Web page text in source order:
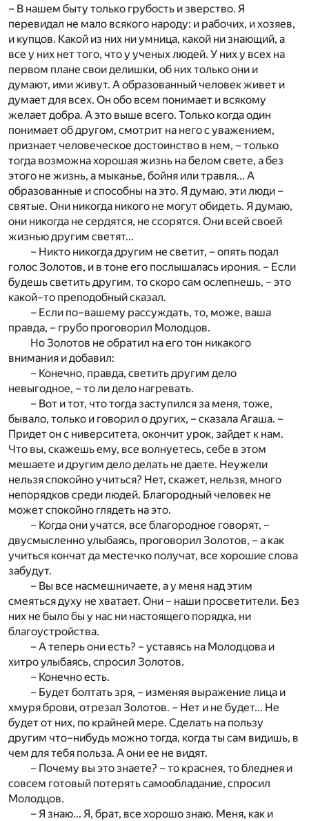
– В нашем быту только грубость и зверство. Я
перевидал не мало всякого народу: и рабочих, и хозяев,
и купцов. Какой из них ни умница, какой ни знающий, а
все у них нет того, что у ученых людей. У них у всех на
первом плане свои делишки, об них только они и
думают, ими живут. А образованный человек живет и
думает для всех. Он обо всем понимает и всякому
желает добра. А это выше всего. Только когда один
понимает об другом, смотрит на него с уважением,
признает человеческое достоинство в нем, – только
тогда возможна хорошая жизнь на белом свете, а без
этого не жизнь, а мыканье, бойня или травля... А
образованные и способны на это. Я думаю, эти люди –
святые. Они никогда никого не могут обидеть. Я думаю,
они никогда не сердятся, не ссорятся. Они всей своей
жизнью другим светят...
– Никто никогда другим не светит, – опять подал
голос Золотов, и в тоне его послышалась ирония. – Если
будешь светить другим, то скоро сам ослепнешь, – это
какой–то преподобный сказал.
– Если по–вашему рассуждать, то, може, ваша
правда, – грубо проговорил Молодцов.
Но Золотов не обратил на его тон никакого
внимания и добавил:
– Конечно, правда, светить другим дело
невыгодное, – то ли дело нагревать.
– Вот и тот, что тогда заступился за меня, тоже,
бывало, только и говорил о других, – сказала Агаша. –
Придет он с ниверситета, окончит урок, зайдет к нам.
Что вы, скажешь ему, все волнуетесь, себе в этом
мешаете и другим дело делать не даете. Неужели
нельзя спокойно учиться? Нет, скажет, нельзя, много
непорядков среди людей. Благородный человек не
может спокойно глядеть на это.
– Когда они учатся, все благородное говорят, –
двусмысленно улыбаясь, проговорил Золотов, – а как
учиться кончат да местечко получат, все хорошие слова
забудут.
– Вы все насмешничаете, а у меня над этим
смеяться духу не хватает. Они – наши просветители. Без
них не было бы у нас ни настоящего порядка, ни
благоустройства.
– А теперь они есть? – уставясь на Молодцова и
хитро улыбаясь, спросил Золотов.
– Конечно есть.
– Будет болтать зря, – изменяя выражение лица и
хмуря брови, отрезал Золотов. – Нет и не будет... Не
будет от них, по крайней мере. Сделать на пользу
другим что–нибудь можно тогда, когда ты сам видишь, в
чем для тебя польза. А они ее не видят.
– Почему вы это знаете? – то краснея, то бледнея и
совсем готовый потерять самообладание, спросил
Молодцов.
– Я знаю... Я, брат, все хорошо знаю. Меня, как и